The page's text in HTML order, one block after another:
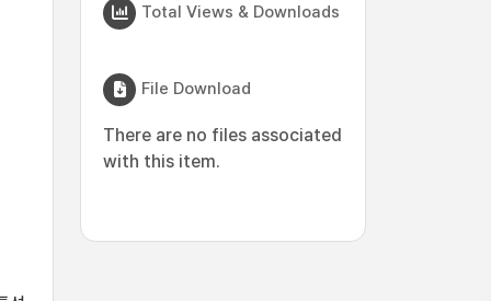
Total Views & Downloads
File Download
There are no files associated
with this item.